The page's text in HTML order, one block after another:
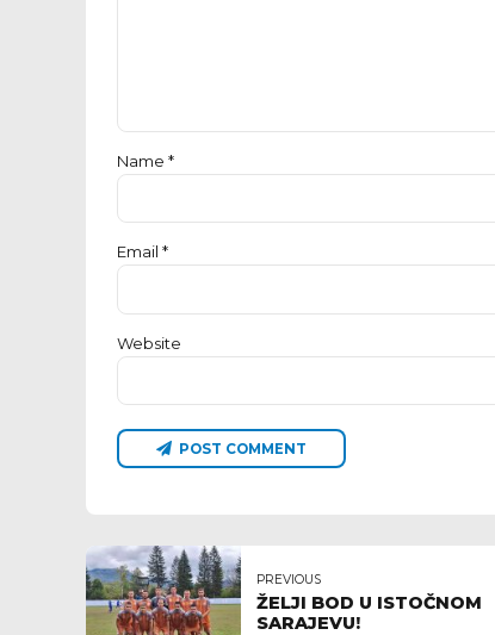
Name *
Email *
Website
POST COMMENT
PREVIOUS
ŽELJI BOD U ISTOČNOM
SARAJEVU!